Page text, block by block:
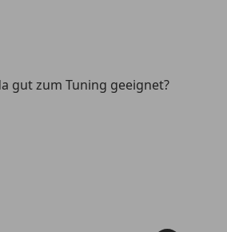
gut zum Tuning geeignet?